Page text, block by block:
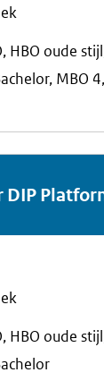
HBO oude
MBO
DIP
HBO oude